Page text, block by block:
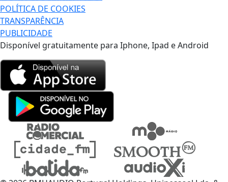
POLÍTICA DE COOKIES
TRANSPARÊNCIA
PUBLICIDADE
Disponível gratuitamente para Iphone, Ipad e Android